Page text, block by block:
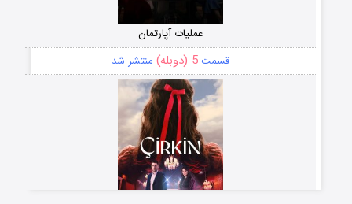
عملیات آپارتمان
قسمت5 (دوبله) منتشر شد